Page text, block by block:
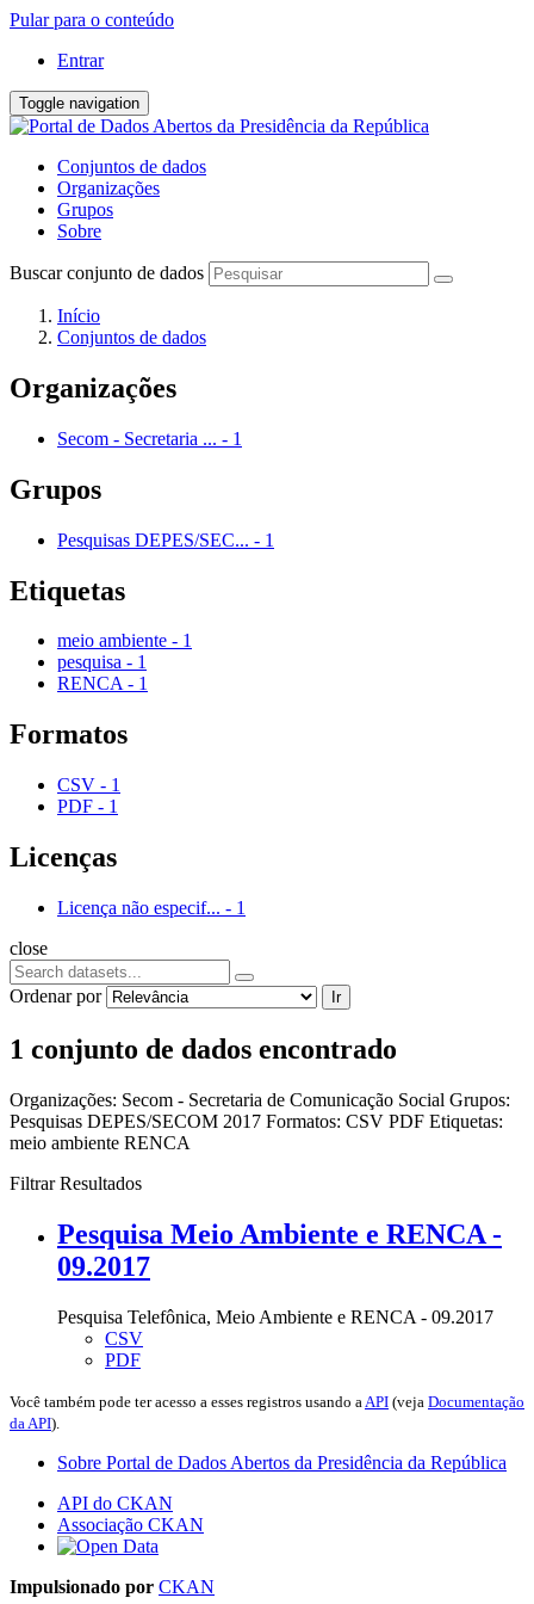
Pular para o conteúdo
Entrar
Toggle navigation
Conjuntos de dados
Organizações
Grupos
Sobre
Buscar conjunto de dados
Início
Conjuntos de dados
Organizações
Secom - Secretaria ... - 1
Grupos
Pesquisas DEPES/SEC... - 1
Etiquetas
meio ambiente - 1
pesquisa - 1
RENCA - 1
Formatos
CSV - 1
PDF - 1
Licenças
Licença não especif... - 1
close
Ordenar por Ir
1 conjunto de dados encontrado
Organizações: Secom - Secretaria de Comunicação Social Grupos:
Pesquisas DEPES/SECOM 2017 Formatos: CSV PDF Etiquetas:
meio ambiente RENCA
Filtrar Resultados
Pesquisa Meio Ambiente e RENCA -
09.2017
Pesquisa Telefônica, Meio Ambiente e RENCA - 09.2017
CSV
PDF
Você também pode ter acesso a esses registros usando a API (veja Documentação
da API).
Sobre Portal de Dados Abertos da Presidência da República
API do CKAN
Associação CKAN
Impulsionado por CKAN